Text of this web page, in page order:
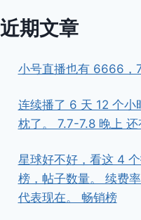
近期文章
小号直播也有 6666，
连续播了 6 天 12 个小
枕了。 7.7-7.8 晚上
星球好不好，看这 4
榜，帖子数量。 续费
代表现在。 畅销榜